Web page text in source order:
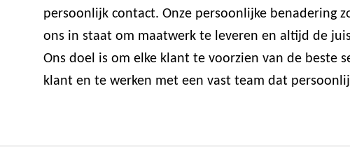
persoonlijk contact. Onze persoonlijke benadering
ons in staat om maatwerk te leveren en altijd de
Ons doel is om elke klant te voorzien van de beste
klant en te werken met een vast team dat